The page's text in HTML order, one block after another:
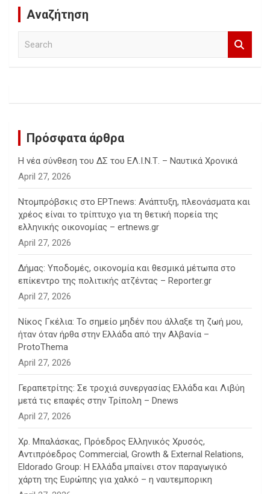
Αναζήτηση
h
Πρόσφατα άρθρα
Η νέα σύνθεση του ΔΣ του ΕΛ.Ι.Ν.Τ. – Ναυτικά Χρονικά
April 27, 2026
Ντομπρόβσκις στο ΕΡΤnews: Ανάπτυξη, πλεονάσματα και
χρέος είναι το τρίπτυχο για τη θετική πορεία της
ελληνικής οικονομίας – ertnews.gr
April 27, 2026
Δήμας: Υποδομές, οικονομία και θεσμικά μέτωπα στο
επίκεντρο της πολιτικής ατζέντας – Reporter.gr
April 27, 2026
Νίκος Γκέλια: Το σημείο μηδέν που άλλαξε τη ζωή μου,
ήταν όταν ήρθα στην Ελλάδα από την Αλβανία –
ProtoThema
April 27, 2026
Γεραπετρίτης: Σε τροχιά συνεργασίας Ελλάδα και Λιβύη
μετά τις επαφές στην Τρίπολη – Dnews
April 27, 2026
Χρ. Μπαλάσκας, Πρόεδρος Ελληνικός Χρυσός,
Αντιπρόεδρος Commercial, Growth & External Relations,
Eldorado Group: Η Ελλάδα μπαίνει στον παραγωγικό
χάρτη της Ευρώπης για χαλκό – η ναυτεμπορικη